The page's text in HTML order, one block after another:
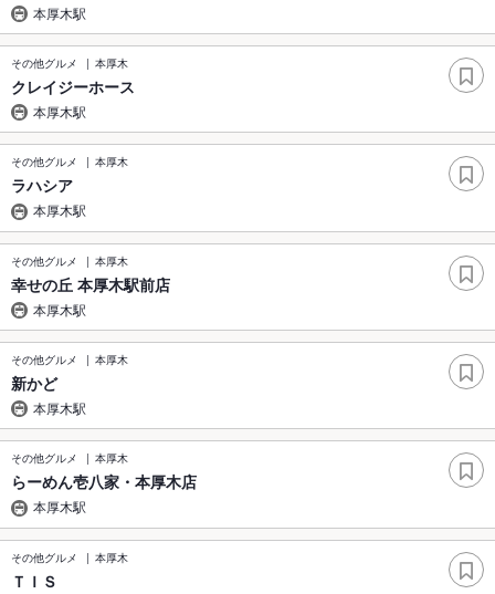
本厚木駅
その他グルメ 本厚木
クレイジーホース
本厚木駅
その他グルメ 本厚木
ラハシア
本厚木駅
その他グルメ 本厚木
幸せの丘 本厚木駅前店
本厚木駅
その他グルメ 本厚木
新かど
本厚木駅
その他グルメ 本厚木
らーめん壱八家・本厚木店
本厚木駅
その他グルメ 本厚木
ＴＩＳ